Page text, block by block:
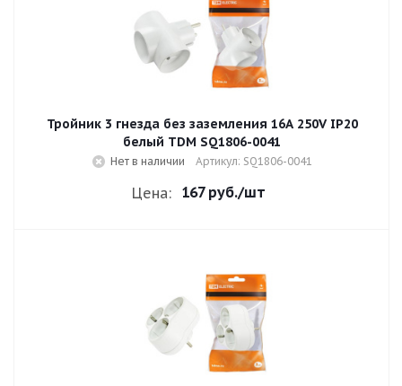
Тройник 3 гнезда без заземления 16A 250V IP20
белый TDM SQ1806-0041
Нет в наличии Артикул: SQ1806-0041
Цена: 167 руб./шт